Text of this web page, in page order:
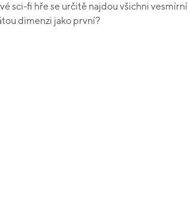
sci-fi hře se určitě najdou všichni vesmírní
dimenzi jako první?